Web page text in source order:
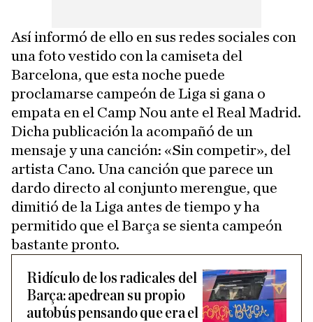
Así informó de ello en sus redes sociales con
una foto vestido con la camiseta del
Barcelona, que esta noche puede
proclamarse campeón de Liga si gana o
empata en el Camp Nou ante el Real Madrid.
Dicha publicación la acompañó de un
mensaje y una canción: «Sin competir», del
artista Cano. Una canción que parece un
dardo directo al conjunto merengue, que
dimitió de la Liga antes de tiempo y ha
permitido que el Barça se sienta campeón
bastante pronto.
Ridículo de los radicales del
Barça: apedrean su propio
autobús pensando que era el